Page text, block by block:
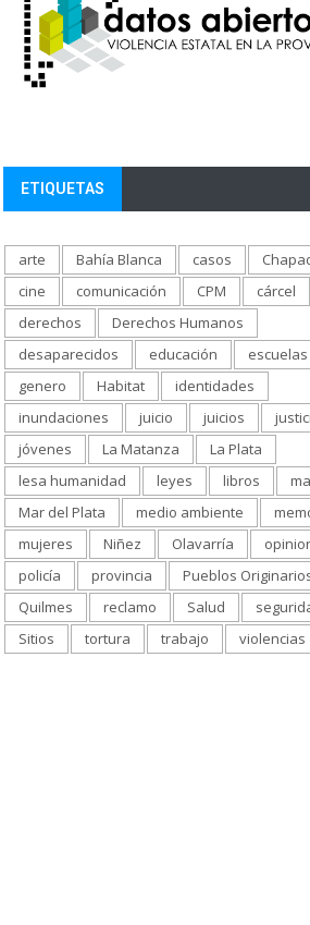
ETIQUETAS
arte Bahía Blanca casos
cine
comunicación CPM
cárcel
derechos
Derechos Humanos
desaparecidos
educación
escuelas
genero
Habitat
identidades
inundaciones
juicio juicios
jóvenes
La Matanza
La Plata
lesa humanidad
leyes libros
Mar del Plata
medio ambiente
mujeres
Niñez Olavarría
policía
provincia
Pueblos
Quilmes
reclamo Salud
Sitios
tortura trabajo violencias